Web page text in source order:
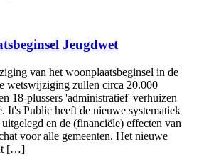
Jeugdwet
van het woonplaatsbeginsel in de
wetswijziging zullen circa 20.000
18-plussers 'administratief' verhuizen
It's Public heeft de nieuwe systematiek
en de (financiële) effecten van
voor alle gemeenten. Het nieuwe
[…]